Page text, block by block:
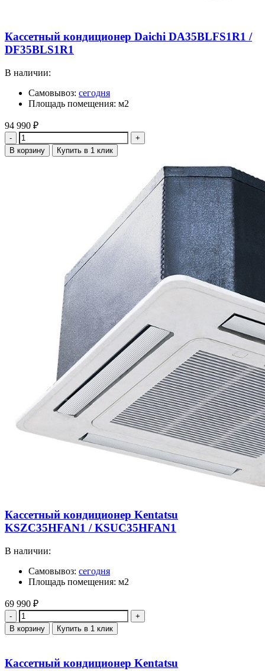
Кассетный кондиционер Daichi DA35BLFS1R1 /
DF35BLS1R1
В наличии:
Самовывоз: сегодня
Площадь помещения: м2
94 990 ₽
Количество
В корзину Купить в 1 клик
Кассетный кондиционер Kentatsu
KSZC35HFAN1 / KSUC35HFAN1
В наличии:
Самовывоз: сегодня
Площадь помещения: м2
69 990 ₽
Количество
В корзину Купить в 1 клик
Кассетный кондиционер Kentatsu